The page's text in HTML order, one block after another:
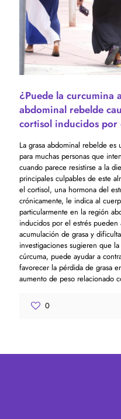
¿Puede la curcumina
abdominal rebelde
cortisol inducidos por
La grasa abdominal rebelde es
para muchas personas que
cuando parece resistirse a la
principales culpables de este
el cortisol, una hormona del
crónicamente, le indica al
particularmente en la región
inducidos por el estrés
acumulación de grasa y
investigaciones sugieren que
cúrcuma, puede ayudar a
favorecer la pérdida de grasa
aumento de peso relacionado
0